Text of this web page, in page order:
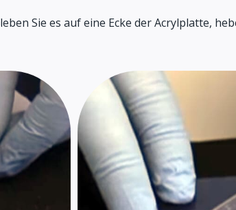
Sie es auf eine Ecke der Acrylplatte,